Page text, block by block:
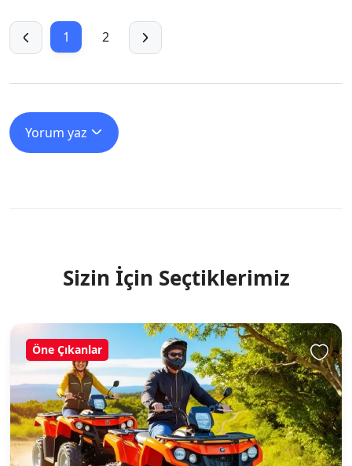
1 2
Yorum yaz
Sizin İçin Seçtiklerimiz
Öne Çıkanlar